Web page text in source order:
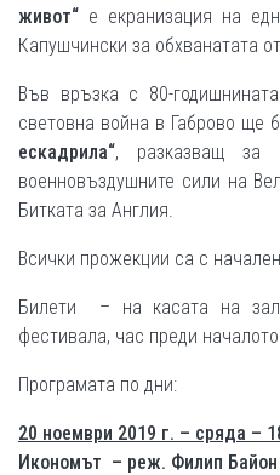
живот“ е екранизация на
Капушчински за обхванатата
Във връзка с 80-
световна война в Габрово ще
ескадрила“, разказващ за
военновъздушните сили на
Битката за Англия.
Всички прожекции са с
Билети – на касата на
фестивала, час преди
Програмата по дни:
20 ноември 2019 г. – сряда –
Икономът – реж. Филип Байон